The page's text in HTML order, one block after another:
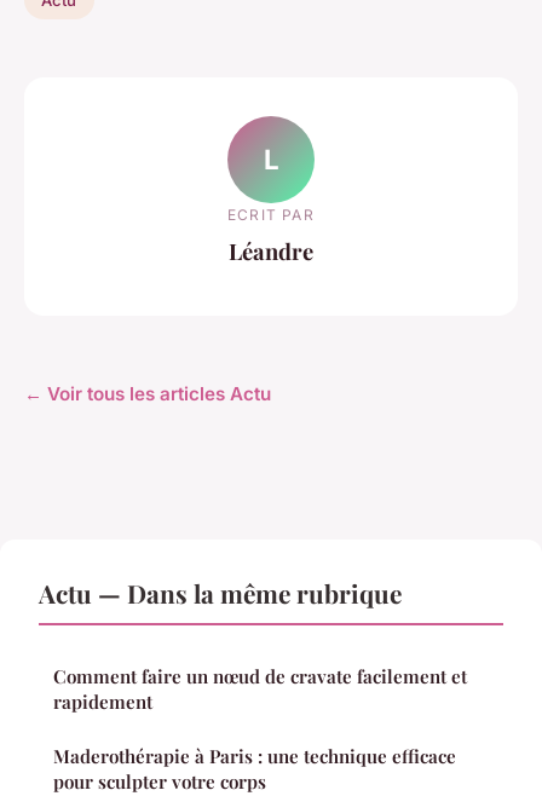
L
ECRIT PAR
Léandre
← Voir tous les articles Actu
Actu — Dans la même rubrique
Comment faire un nœud de cravate facilement et
rapidement
Maderothérapie à Paris : une technique efficace
pour sculpter votre corps